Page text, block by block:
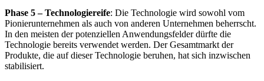
Wachstumspotenzial der Technologie profitieren können.
Phase 5 – Technologiereife: Die Technologie wird sowohl vom
Pionierunternehmen als auch von anderen Unternehmen beherrscht.
In den meisten der potenziellen Anwendungsfelder dürfte die
Technologie bereits verwendet werden. Der Gesamtmarkt der